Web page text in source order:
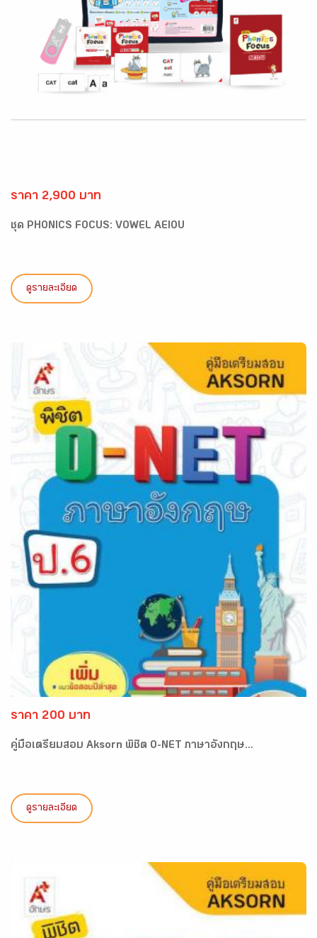
ราคา 2,900 บาท
ชุด PHONICS FOCUS: VOWEL AEIOU
ดูรายละเอียด
ราคา 200 บาท
คู่มือเตรียมสอบ Aksorn พิชิต O-NET ภาษาอังกฤษ...
ดูรายละเอียด